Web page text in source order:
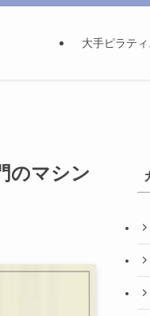
大手ピラテ
のマシン